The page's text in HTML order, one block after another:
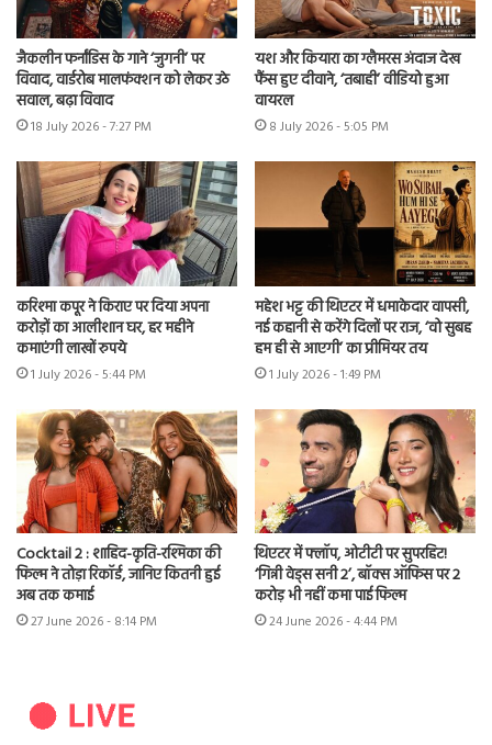
जैकलीन फर्नांडिस के गाने ‘जुगनी’ पर
विवाद, वार्डरोब मालफंक्शन को लेकर उठे
सवाल, बढ़ा विवाद
18 July 2026 - 7:27 PM
यश और कियारा का ग्लैमरस अंदाज देख
फैंस हुए दीवाने, ‘तबाही’ वीडियो हुआ
वायरल
8 July 2026 - 5:05 PM
करिश्मा कपूर ने किराए पर दिया अपना
करोड़ों का आलीशान घर, हर महीने
कमाएंगी लाखों रुपये
1 July 2026 - 5:44 PM
महेश भट्ट की थिएटर में धमाकेदार वापसी,
नई कहानी से करेंगे दिलों पर राज, ‘वो सुबह
हम ही से आएगी’ का प्रीमियर तय
1 July 2026 - 1:49 PM
Cocktail 2 : शाहिद-कृति-रश्मिका की
फिल्म ने तोड़ा रिकॉर्ड, जानिए कितनी हुई
अब तक कमाई
27 June 2026 - 8:14 PM
थिएटर में फ्लॉप, ओटीटी पर सुपरहिट!
‘गिन्नी वेड्स सनी 2’, बॉक्स ऑफिस पर 2
करोड़ भी नहीं कमा पाई फिल्म
24 June 2026 - 4:44 PM